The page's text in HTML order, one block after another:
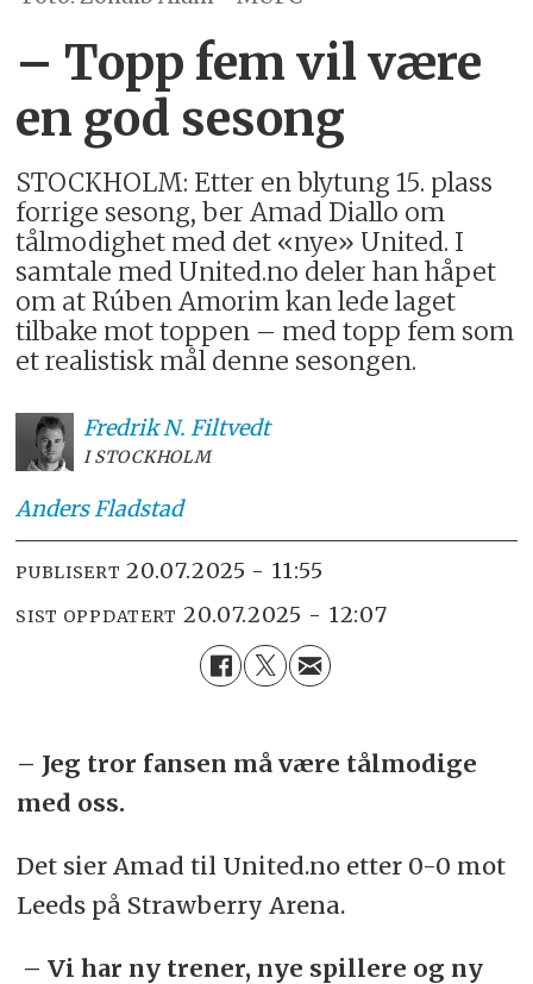
– Topp fem vil være
en god sesong
STOCKHOLM: Etter en blytung 15. plass
forrige sesong, ber Amad Diallo om
tålmodighet med det «nye» United. I
samtale med United.no deler han håpet
om at Rúben Amorim kan lede laget
tilbake mot toppen – med topp fem som
et realistisk mål denne sesongen.
Fredrik N. Filtvedt
I STOCKHOLM
Anders Fladstad
PUBLISERT 20.07.2025 - 11:55
SIST OPPDATERT 20.07.2025 - 12:07
– Jeg tror fansen må være tålmodige
med oss.
Det sier Amad til United.no etter 0-0 mot
Leeds på Strawberry Arena.
– Vi har ny trener, nye spillere og ny